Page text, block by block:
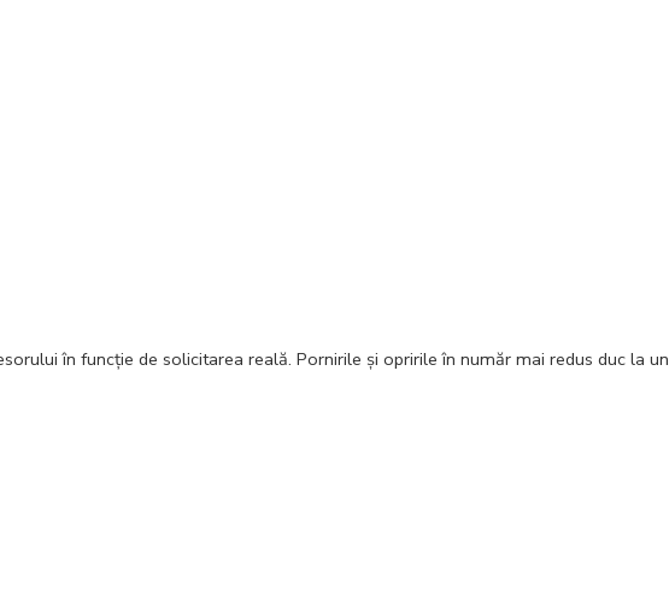
în funcţie de solicitarea reală. Pornirile şi opririle în număr mai redus duc la un